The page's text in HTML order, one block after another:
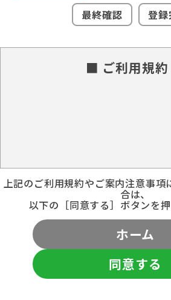
最終確認
登録
■ ご利用規
上記のご利用規約やご案内注意事項
合は、
以下の［同意する］ボタンを押
ホーム
同意する